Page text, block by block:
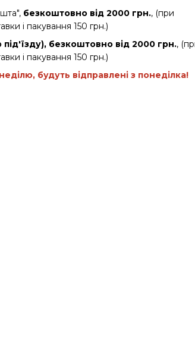
безкоштовно від 2000 грн., (при
і пакування 150 грн.)
безкоштовно від 2000 грн.,
і пакування 150 грн.)
будуть відправлені з понеділка!